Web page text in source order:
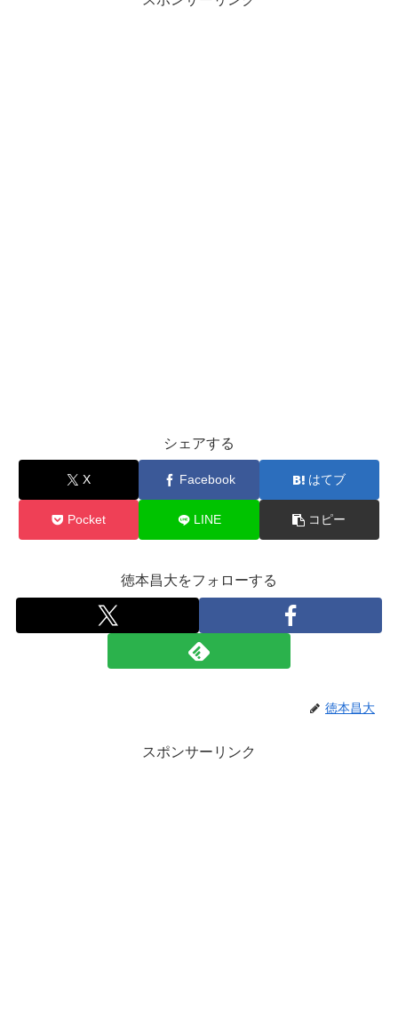
シェアする
X Facebook はてブ
Pocket LINE コピー
徳本昌大をフォローする
徳本昌大
スポンサーリンク